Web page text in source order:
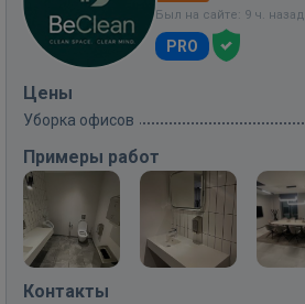
Был на сайте: 9 ч. назад
PRO
Цены
Уборка офисов
Примеры работ
Контакты